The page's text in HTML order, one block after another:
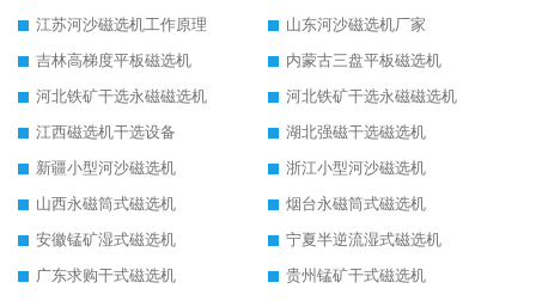
江苏河沙磁选机工作原理
山东河沙磁选机厂家
吉林高梯度平板磁选机
内蒙古三盘平板磁选机
河北铁矿干选永磁磁选机
河北铁矿干选永磁磁选机
江西磁选机干选设备
湖北强磁干选磁选机
新疆小型河沙磁选机
浙江小型河沙磁选机
山西永磁筒式磁选机
烟台永磁筒式磁选机
安徽锰矿湿式磁选机
宁夏半逆流湿式磁选机
广东求购干式磁选机
贵州锰矿干式磁选机